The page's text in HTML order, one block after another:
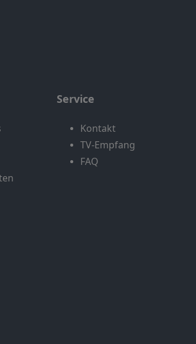
Service
Kontakt
TV-Empfang
FAQ